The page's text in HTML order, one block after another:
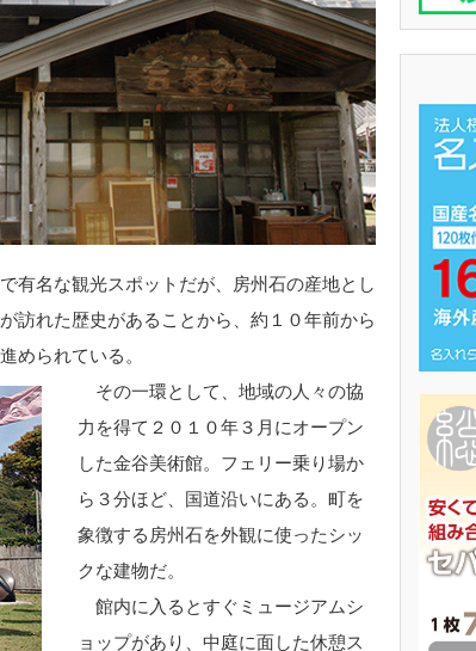
有名な観光スポットだが、房州石の産地とし
訪れた歴史があることから、約１０年前から
められている。
その一環として、地域の人々の協
力を得て２０１０年３月にオープン
した金谷美術館。フェリー乗り場か
ら３分ほど、国道沿いにある。町を
象徴する房州石を外観に使ったシッ
クな建物だ。
館内に入るとすぐミュージアムシ
ョップがあり、中庭に面した休憩ス